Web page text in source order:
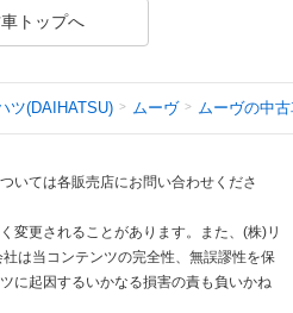
トップへ
ツ(DAIHATSU) ムーヴ ムーヴの中
いては各販売店にお問い合わせくださ
変更されることがあります。また、(株)リ
は当コンテンツの完全性、無誤謬性を保
に起因するいかなる損害の責も負いかね